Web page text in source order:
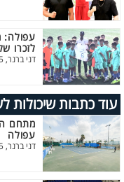
עפולה:
לזכרו
דני ברנר, 26.5.2025
עוד כתבות שיכולות
מתחם
עפולה
דני ברנר, 26.5.2025